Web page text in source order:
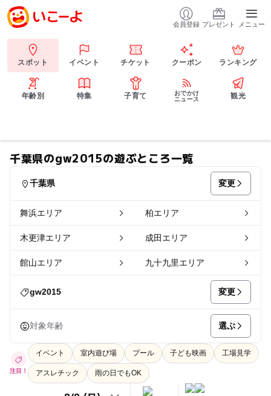
会員登録 プレゼント メニュー
スポット イベント チケット クーポン ランキング
年齢別 特集 子育て
おでかけ
ニュース
観光
千葉県のgw2015の遊ぶところ一覧
千葉県 変更
舞浜エリア 柏エリア
木更津エリア 成田エリア
館山エリア 九十九里エリア
gw2015 変更
対象年齢 選ぶ
注目！
イベント 室内遊び場 プール 子ども映画 工場見学
アスレチック 雨の日でもOK